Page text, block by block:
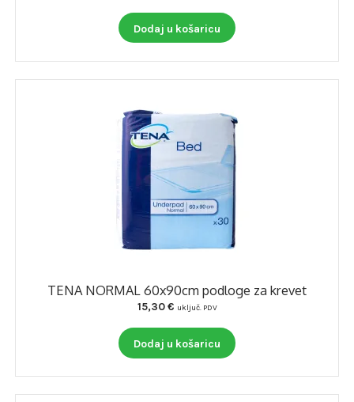
Dodaj u košaricu
TENA NORMAL 60x90cm podloge za krevet
15,30€ uključ. PDV
Dodaj u košaricu